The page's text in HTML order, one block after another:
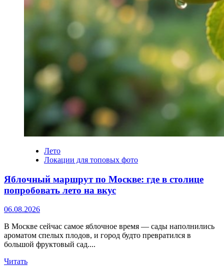
Лето
Локации для топовых фото
Яблочный маршрут по Москве: где в столице
попробовать лето на вкус
06.08.2026
В Москве сейчас самое яблочное время — сады наполнились
ароматом спелых плодов, и город будто превратился в
большой фруктовый сад....
ЧитатьПрочитать